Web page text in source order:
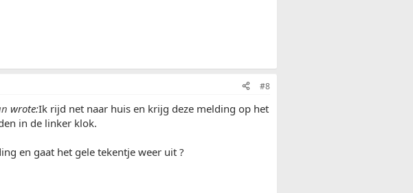
#8
wrote:Ik rijd net naar huis en krijg deze melding op het
in de linker klok.
en gaat het gele tekentje weer uit ?